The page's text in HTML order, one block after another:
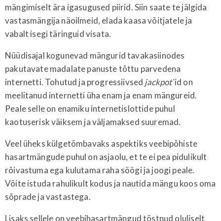
mängimiselt ära igasugused piirid. Siin saate te jälgida
vastasmängija näoilmeid, elada kaasa võitjatele ja
vabalt isegi täringuid visata.
Nüüdisajal kogunevad mängurid tavakasiinodes
pakutavate madalate panuste tõttu parvedena
internetti. Tohutud ja progressiivsed jackpot´id on
meelitanud internetti üha enam ja enam mängureid.
Peale selle on enamiku internetislottide puhul
kaotuserisk väiksem ja väljamaksed suuremad.
Veel üheks külgetõmbavaks aspektiks veebipõhiste
hasartmängude puhul on asjaolu, et te ei pea pidulikult
rõivastuma ega kulutama raha söögi ja joogi peale.
Võite istuda rahulikult kodus ja nautida mängu koos oma
sõprade ja vastastega.
Lisaks sellele on veebihasartmängud tõstnud oluliselt